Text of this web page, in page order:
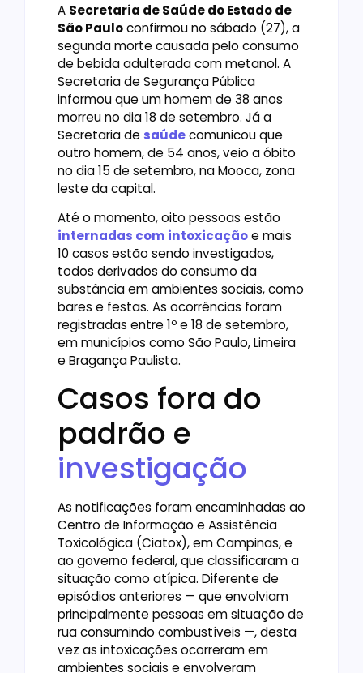
A Secretaria de Saúde do Estado de
São Pauloconfirmou no sábado (27), a
segunda morte causada pelo consumo
de bebida adulterada com metanol. A
Secretaria de Segurança Pública
informou que um homem de 38 anos
morreu no dia 18 de setembro. Já a
Secretaria de saúdecomunicou que
outro homem, de 54 anos, veio a óbito
no dia 15 de setembro, na Mooca, zona
leste da capital.
Até o momento, oito pessoas estão
internadas com intoxicaçãoe mais
10 casos estão sendo investigados,
todos derivados do consumo da
substância em ambientes sociais, como
bares e festas. As ocorrências foram
registradas entre 1º e 18 de setembro,
em municípios como São Paulo, Limeira
e Bragança Paulista.
Casos fora do
padrão e
investigação
As notificações foram encaminhadas ao
Centro de Informação e Assistência
Toxicológica (Ciatox), em Campinas, e
ao governo federal, que classificaram a
situação como atípica. Diferente de
episódios anteriores — que envolviam
principalmente pessoas em situação de
rua consumindo combustíveis —, desta
vez as intoxicações ocorreram em
ambientes sociais e envolveram